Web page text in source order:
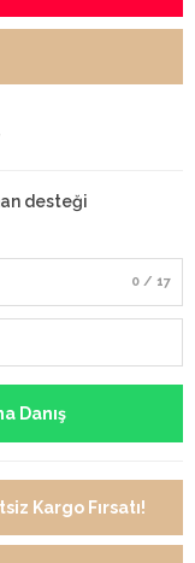
desteği
0 / 17
Danış
Kargo Fırsatı!